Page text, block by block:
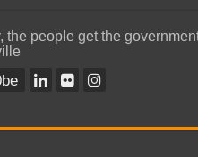
the people get the